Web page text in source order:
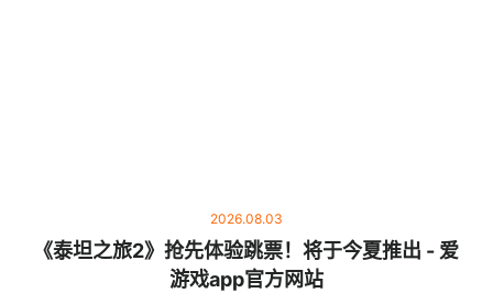
2026.08.03
《泰坦之旅2》抢先体验跳票！将于今夏推出 - 爱
游戏app官方网站